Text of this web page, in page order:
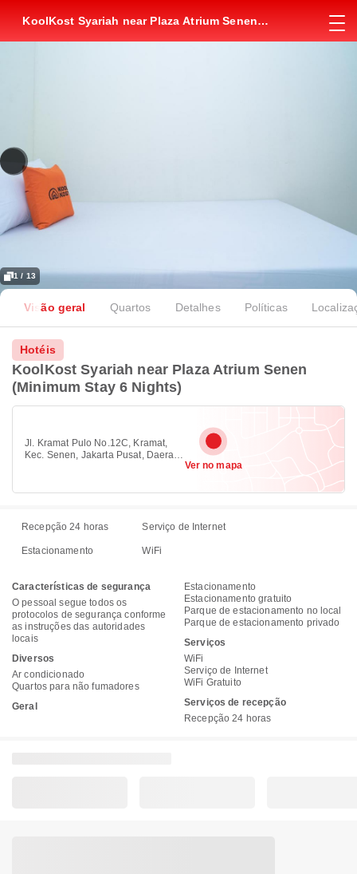
KoolKost Syariah near Plaza Atrium Senen
1 / 13
Visão geral Quartos Detalhes Políticas
Hotéis
KoolKost Syariah near Plaza Atrium Senen
(Minimum Stay 6 Nights)
Jl. Kramat Pulo No.12C, Kramat,
Kec. Senen, Jakarta Pusat, Daerah
Ver no mapa
Recepção 24 horas Serviço de Internet
Estacionamento WiFi
Características de segurança
O pessoal segue todos os
protocolos de segurança conforme
as instruções das autoridades
locais
Diversos
Ar condicionado
Quartos para não fumadores
Geral
Estacionamento
Estacionamento gratuito
Parque de estacionamento no local
Parque de estacionamento privado
Serviços
WiFi
Serviço de Internet
WiFi Gratuito
Serviços de recepção
Recepção 24 horas